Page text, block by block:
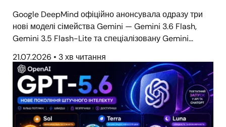
Google DeepMind офіційно анонсувала одразу три
нові моделі сімейства Gemini — Gemini 3.6 Flash,
Gemini 3.5 Flash-Lite та спеціалізовану Gemini…
21.07.2026 • 3 хв читання